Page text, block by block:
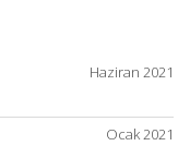
Haziran 2021
Ocak 2021